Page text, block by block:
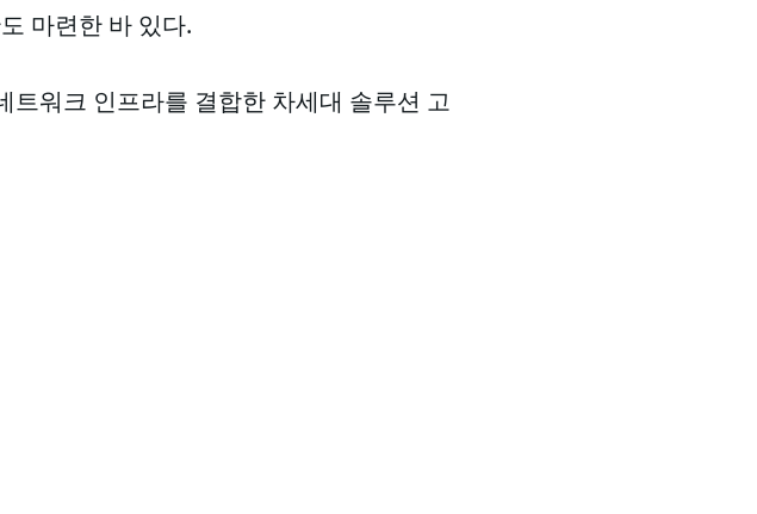
마련한 바 있다.
트워크 인프라를 결합한 차세대 솔루션 고